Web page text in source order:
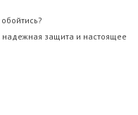
надежная защита и настоящее